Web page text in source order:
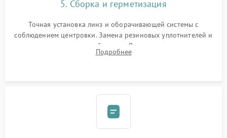
5. Сборка и герметизация
Точная установка линз и оборачивающей системы с
соблюдением центровки. Замена резиновых уплотнителей и
нанесение влагозащитной смазки. Вакуумирование корпуса
и заполнение его осушенным азотом или аргоном для
Подробнее